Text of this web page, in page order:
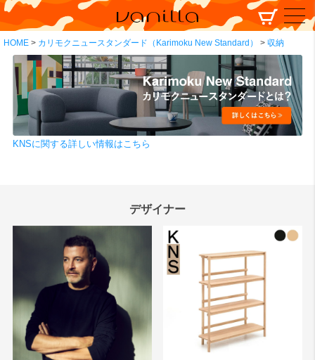
HOME カリモクニュースタンダード（Karimoku New Standard） 収納
KNSに関する詳しい情報はこちら
デザイナー